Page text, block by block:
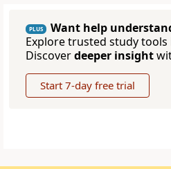
PLUS
Want help
Explore trusted study tools
Discoverdeeper insight
Start 7-day free trial